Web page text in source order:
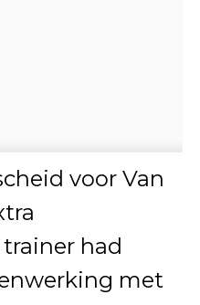
voor Van
had
met